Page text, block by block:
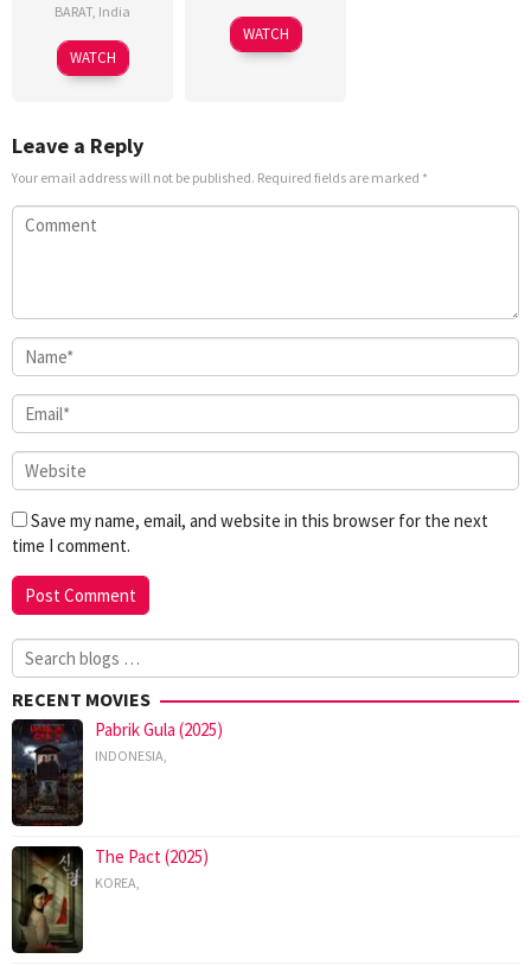
BARAT, India
WATCH
WATCH
Leave a Reply
Your email address will not be published. Required fields are marked *
Save my name, email, and website in this browser for the next
time I comment.
Search
for:
RECENT MOVIES
Pabrik Gula (2025)
INDONESIA
The Pact (2025)
KOREA